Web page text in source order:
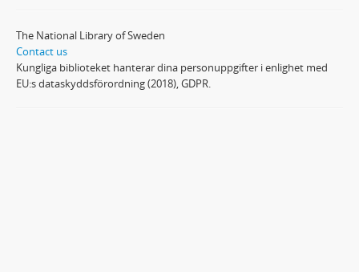
The National Library of Sweden
Contact us
Kungliga biblioteket hanterar dina personuppgifter i enlighet med
EU:s dataskyddsförordning (2018), GDPR.